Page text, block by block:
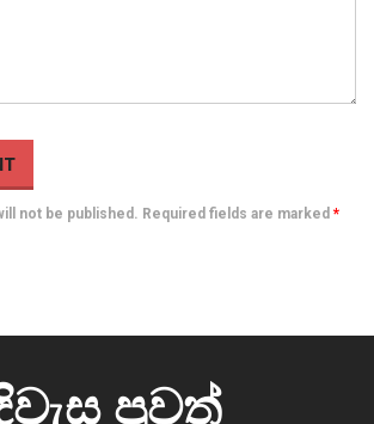
not be published. Required fields are marked *
පුවත්